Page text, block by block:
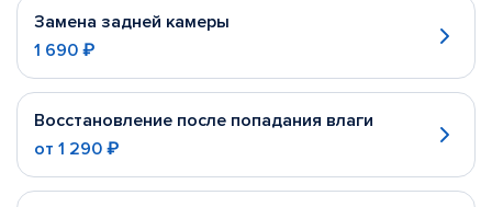
Замена задней камеры
1 690 ₽
Восстановление после попадания влаги
от 1 290 ₽